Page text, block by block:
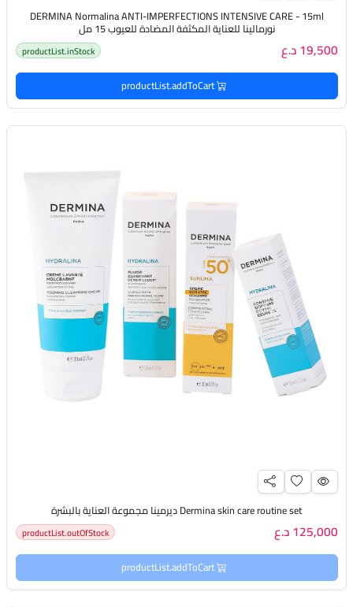
DERMINA Normalina ANTI-IMPERFECTIONS INTENSIVE CARE - 15ml
نورمالينا للعناية المكثفة المضادة للعيوب 15 مل
19,500 د.ع productList.inStock
productList.addToCart
Dermina skin care routine set ديرمينا مجموعة العناية بالبشرة
125,000 د.ع productList.outOfStock
productList.addToCart